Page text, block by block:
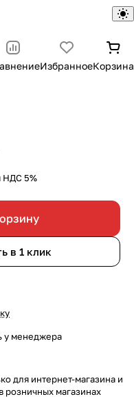
ИзбранноеКорзина
НДС 5%
в 1 клик
у менеджера
для интернет-магазина и
розничных магазинах